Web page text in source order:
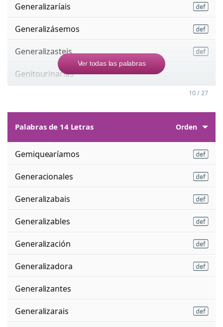
Generalizaríais
Generalizásemos
Generalizasteis
Genitourinarias
Ver todas las palabras
10 / 27
Palabras de 14 Letras Orden
Gemiquearíamos
Generacionales
Generalizabais
Generalizables
Generalización
Generalizadora
Generalizantes
Generalizarais